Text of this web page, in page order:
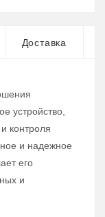
Доставка
устройство,
контроля
и надежное
его
и